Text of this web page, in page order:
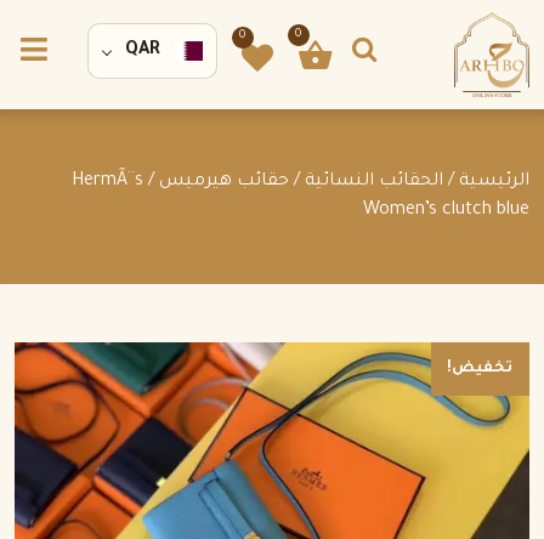
0
0
QAR
الرئيسية / الحقائب النسائية / حقائب هيرميس
/ HermÃ¨s
Women’s clutch blue
تخفيض!